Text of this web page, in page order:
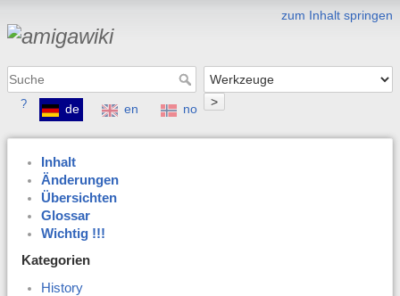
zum Inhalt springen
>
? de en no
Inhalt
Änderungen
Übersichten
Glossar
Wichtig !!!
Kategorien
History